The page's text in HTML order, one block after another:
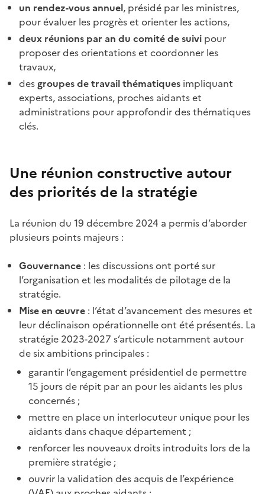
un rendez-vous annuel, présidé par les ministres,
pour évaluer les progrès et orienter les actions,
deux réunions par an du comité de suivi pour
proposer des orientations et coordonner les
travaux,
desgroupes de travail thématiques impliquant
experts, associations, proches aidants et
administrations pour approfondir des thématiques
clés.
Une réunion constructive autour
des priorités de la stratégie
La réunion du 19 décembre 2024 a permis d’aborder
plusieurs points majeurs :
Gouvernance : les discussions ont porté sur
l’organisation et les modalités de pilotage de la
stratégie.
Mise en œuvre : l’état d’avancement des mesures et
leur déclinaison opérationnelle ont été présentés. La
stratégie 2023-2027 s’articule notamment autour
de six ambitions principales :
garantir l’engagement présidentiel de permettre
15 jours de répit par an pour les aidants les plus
concernés ;
mettre en place un interlocuteur unique pour les
aidants dans chaque département ;
renforcer les nouveaux droits introduits lors de la
première stratégie ;
ouvrir la validation des acquis de l’expérience